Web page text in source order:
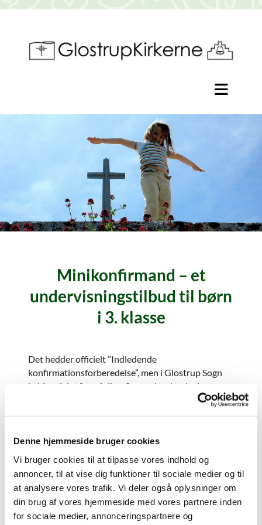
Denne hjemmeside bruger cookies
Vi bruger cookies til at tilpasse vores indhold og
annoncer, til at vise dig funktioner til sociale medier og til
at analysere vores trafik. Vi deler også oplysninger om
din brug af vores hjemmeside med vores partnere inden
for sociale medier, annonceringspartnere og
Minikonfirmand – et
undervisningstilbud til børn
i 3. klasse
Det hedder officielt ”Indledende
konfirmationsforberedelse”, men i Glostrup Sogn
kalder vi det for minikonfirmandundervisning.
Minikonfirmand er for de børn i tredje klasse, som
med konfirmandundervisningen.
Folkeskolentilbyder faget kristendomskundskab i
hele skoleforløbet. I 1. - 3. klasse er formålet med
faget at fremme og imødekomme elevernes
åbenhed og spørgelyst om tilværelsen og sætte
dem i stand til at samtale om almene